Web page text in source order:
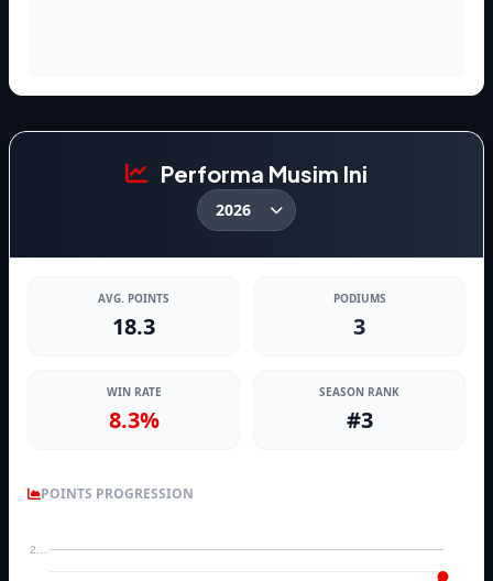
Performa Musim Ini
AVG. POINTS
18.3
PODIUMS
3
WIN RATE
8.3%
SEASON RANK
#3
POINTS PROGRESSION
2…